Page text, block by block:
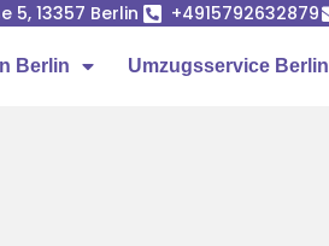
5, 13357 Berlin +4915792632879
Berlin Umzugsservice Berlin